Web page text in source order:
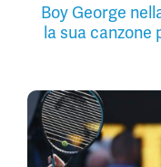
Boy George
la sua canzone